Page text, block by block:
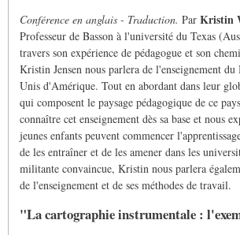
Conférence en anglais - Traduction. Par Kristin
Professeur de Basson à l'université du Texas
travers son expérience de pédagogue et son
Kristin Jensen nous parlera de l'enseignement du
Unis d'Amérique. Tout en abordant dans leur
qui composent le paysage pédagogique de ce
connaître cet enseignement dès sa base et nous
jeunes enfants peuvent commencer
de les entraîner et de les amener dans les
militante convaincue, Kristin nous parlera
de l'enseignement et de ses méthodes de travail.
"La cartographie instrumentale :